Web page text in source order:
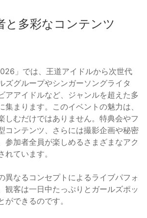
と多彩なコンテンツ
」では、王道アイドルから次世代
ズグループやシンガーソングライタ
アアイドルなど、ジャンルを超えた多
集まります。このイベントの魅力は、
しむだけではありません。特典会やフ
コンテンツ、さらには撮影企画や秘密
参加者全員が楽しめるさまざまなアク
れています。
異なるコンセプトによるライブパフォ
観客は一日中たっぷりとガールズポッ
ができるのです。